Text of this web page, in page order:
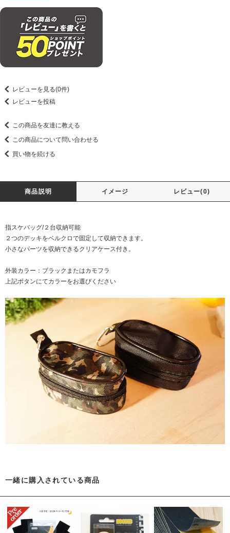
レビューを見る(0件)
レビューを投稿
この商品を友達に教える
この商品について問い合わせる
買い物を続ける
商品説明 イメージ レビュー(0)
指スケバッグ/２台収納可能
２つのデッキをベルクロで固定して収納できます。
小さなパーツを収納できるクリアケース付き。
外装カラー：ブラックまたはカモフラ
上記ボタンにてカラーをお選びください
一緒に購入されている商品